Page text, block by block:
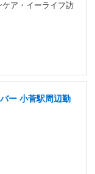
ア・イーライフ訪
ー 小菅駅周辺勤